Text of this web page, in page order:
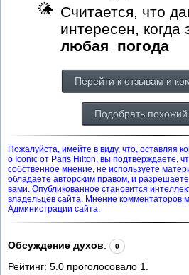
Считается, что
интересен, когда
любая_погода
Перейти к отзывам и
Подобрать
Пожалуйста, имейте в виду, что, оставляя
о Iconic от Paris Hilton, вы подтверждаете,
собственное мнение, не используете
обладаете авторским правом, и
вами. Опубликованное становится
владельцев сайта. Мнение комментаторов
Администрации сайта.
Обсуждение духов: 0
Рейтинг: 5.0 проголосовало 1